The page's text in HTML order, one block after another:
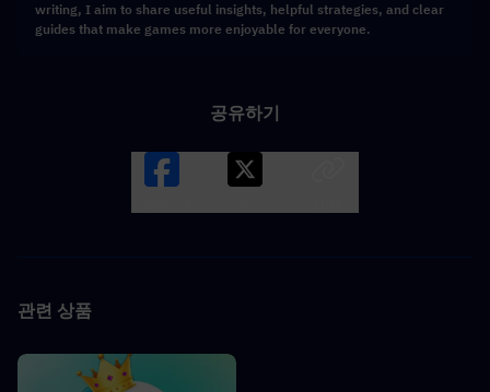
writing, I aim to share useful insights, helpful strategies, and clear
guides that make games more enjoyable for everyone.
공유하기
관련 상품